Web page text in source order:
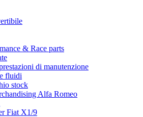
& Race parts
di manutenzione
fluidi
stock
Alfa Romeo
Fiat X1/9